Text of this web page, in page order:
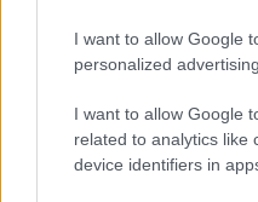
I want to allow Google
personalized advertising.
I want to allow Google
related to analytics like
device identifiers in